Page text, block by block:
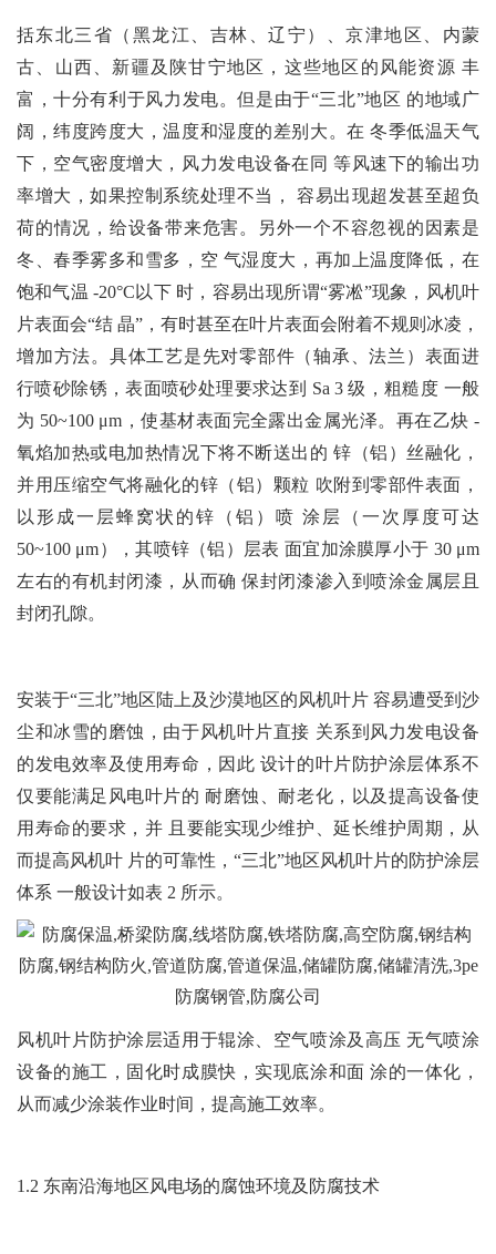
括东北三省（黑龙江、吉林、辽宁）、京津地区、内蒙
古、山西、新疆及陕甘宁地区，这些地区的风能资源 丰
富，十分有利于风力发电。但是由于“三北”地区 的地域广
阔，纬度跨度大，温度和湿度的差别大。在 冬季低温天气
下，空气密度增大，风力发电设备在同 等风速下的输出功
率增大，如果控制系统处理不当， 容易出现超发甚至超负
荷的情况，给设备带来危害。另外一个不容忽视的因素是
冬、春季雾多和雪多，空 气湿度大，再加上温度降低，在
饱和气温 -20°C以下 时，容易出现所谓“雾凇”现象，风机叶
片表面会“结 晶”，有时甚至在叶片表面会附着不规则冰凌，
增加方法。具体工艺是先对零部件（轴承、法兰）表面进
行喷砂除锈，表面喷砂处理要求达到 Sa 3 级，粗糙度 一般
为 50~100 μm，使基材表面完全露出金属光泽。再在乙炔 -
氧焰加热或电加热情况下将不断送出的 锌（铝）丝融化，
并用压缩空气将融化的锌（铝）颗粒 吹附到零部件表面，
以形成一层蜂窝状的锌（铝）喷 涂层（一次厚度可达
50~100 μm），其喷锌（铝）层表 面宜加涂膜厚小于 30 μm
左右的有机封闭漆，从而确 保封闭漆渗入到喷涂金属层且
封闭孔隙。
安装于“三北”地区陆上及沙漠地区的风机叶片 容易遭受到沙
尘和冰雪的磨蚀，由于风机叶片直接 关系到风力发电设备
的发电效率及使用寿命，因此 设计的叶片防护涂层体系不
仅要能满足风电叶片的 耐磨蚀、耐老化，以及提高设备使
用寿命的要求，并 且要能实现少维护、延长维护周期，从
而提高风机叶 片的可靠性，“三北”地区风机叶片的防护涂层
体系 一般设计如表 2 所示。
风机叶片防护涂层适用于辊涂、空气喷涂及高压 无气喷涂
设备的施工，固化时成膜快，实现底涂和面 涂的一体化，
从而减少涂装作业时间，提高施工效率。
1.2 东南沿海地区风电场的腐蚀环境及防腐技术